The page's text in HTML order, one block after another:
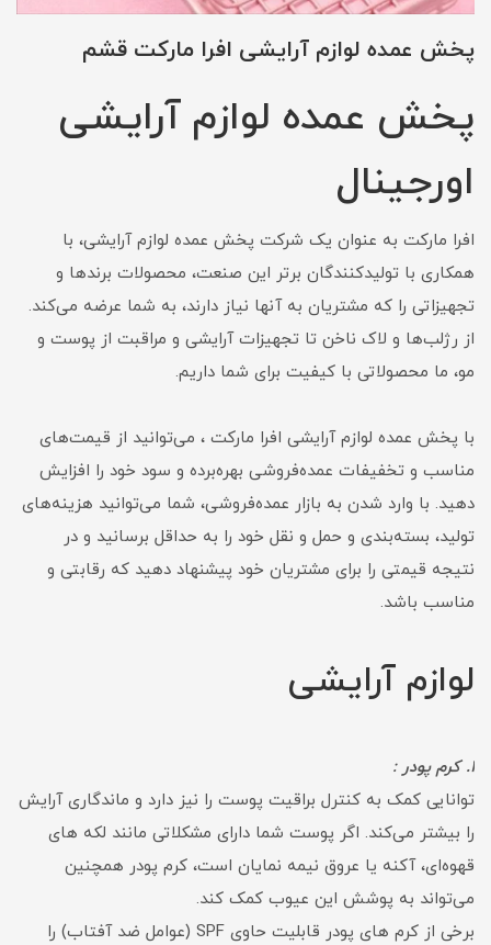
پخش عمده لوازم آرایشی افرا مارکت قشم
پخش عمده لوازم آرایشی
اورجینال
افرا مارکت به عنوان یک شرکت پخش عمده لوازم آرایشی، با
همکاری با تولیدکنندگان برتر این صنعت، محصولات برندها و
تجهیزاتی را که مشتریان به آنها نیاز دارند، به شما عرضه می‌کند.
از رژلب‌ها و لاک ناخن تا تجهیزات آرایشی و مراقبت از پوست و
مو، ما محصولاتی با کیفیت برای شما داریم.
با پخش عمده لوازم آرایشی افرا مارکت ، می‌توانید از قیمت‌های
مناسب و تخفیفات عمده‌فروشی بهره‌برده و سود خود را افزایش
دهید. با وارد شدن به بازار عمده‌فروشی، شما می‌توانید هزینه‌های
تولید، بسته‌بندی و حمل و نقل خود را به حداقل برسانید و در
نتیجه قیمتی را برای مشتریان خود پیشنهاد دهید که رقابتی و
مناسب باشد.
لوازم آرایشی
1. کرم پودر :
توانایی کمک به کنترل براقیت پوست را نیز دارد و ماندگاری آرایش
را بیشتر می‌کند. اگر پوست شما دارای مشکلاتی مانند لکه های
قهوه‌ای، آکنه یا عروق نیمه نمایان است، کرم پودر همچنین
می‌تواند به پوشش این عیوب کمک کند.
برخی از کرم های پودر قابلیت حاوی SPF (عوامل ضد آفتاب) را